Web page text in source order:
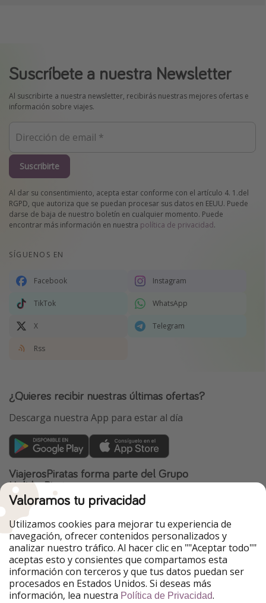
Suscríbete a nuestra Newsletter
Al suscribirte a nuestra newsletter, recibirás nuestras mejores ofertas e
información sobre viajes.
Suscribirte
Al dar su consentimiento, acepta estar conforme con el artículo 4. 1.del
RGPD, que autoriza que se puedan procesar sus datos en EEUU. Puede
darse de baja de nuestro boletín en cualquier momento. Puede
encontrar más información en nuestra política de privacidad.
SÍGUENOS EN
Facebook Instagram
TikTok WhatsApp
X Telegram
Rss
¿Quieres recibir nuestras últimas ofertas?
Descarga nuestra App para estar al día
ViajerosPiratas forma parte del Grupo
HolidayPirates
Nuestros mercados
PiratinViaggio
HolidayPirates
VakantiePiraten
WakacyjniPiraci
VoyagesPirates
Ferienpiraten
Urlaubspiraten
Urlaubspiraten
TravelPirates
Nuestro grupo
Valoramos tu privacidad
Utilizamos cookies para mejorar tu experiencia de
navegación, ofrecer contenidos personalizados y
analizar nuestro tráfico. Al hacer clic en ""Aceptar todo""
aceptas esto y consientes que compartamos esta
información con terceros y que tus datos puedan ser
procesados en Estados Unidos. Si deseas más
información, lea nuestra Política de Privacidad.